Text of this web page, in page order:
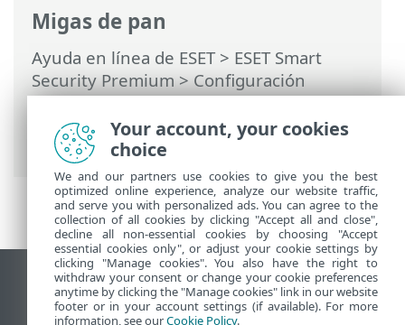
Migas de pan
Ayuda en línea de ESET> ESET Smart
Security Premium>Configuración
avanzada>Interfaz del usuario>Modo
de juego
> Aplicaciones excluidas del
modo de juego
Ver sitio del escritorio
End of Life
Your account, your cookies
choice
We and our partners use cookies to give you the best
optimized online experience, analyze our website traffic,
and serve you with personalized ads. You can agree to the
collection of all cookies by clicking "Accept all and close",
decline all non-essential cookies by choosing "Accept
essential cookies only", or adjust your cookie settings by
clicking "Manage cookies". You also have the right to
withdraw your consent or change your cookie preferences
anytime by clicking the "Manage cookies" link in our website
footer or in your account settings (if available). For more
information, see ourCookie Policy.